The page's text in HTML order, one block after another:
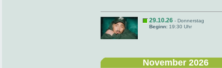
29.10.26 - Donnerstag
Beginn: 19:30 Uhr
November 2026